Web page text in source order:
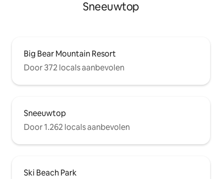
Sneeuwtop
Big Bear Mountain Resort
Door 372 locals aanbevolen
Sneeuwtop
Door 1.262 locals aanbevolen
Ski Beach Park